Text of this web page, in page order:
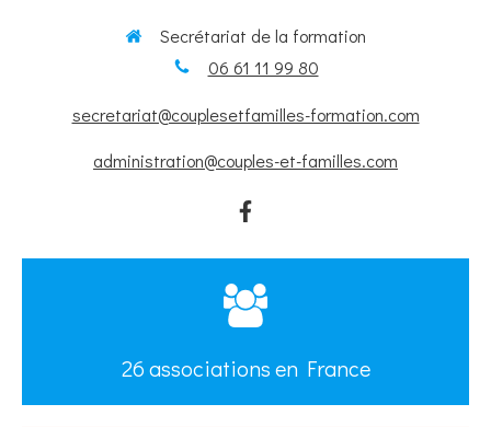
Secrétariat de la formation
06 61 11 99 80
secretariat@couplesetfamilles-formation.com
administration@couples-et-familles.com
26 associations en France